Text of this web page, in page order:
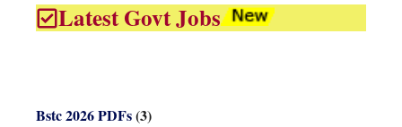
Latest Govt Jobs
Bstc 2026 PDFs(3)